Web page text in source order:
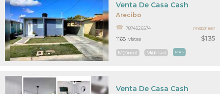
Arecibo
$135
Venta De Casa Cash
7874526574
M@risol M@risol MAS
1168 vistas
PR31231887
Venta De Casa Cash